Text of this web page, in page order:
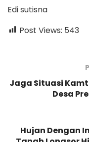
Edi sutisna
Post Views: 543
Jaga Situasi
Desa
Hujan Dengan